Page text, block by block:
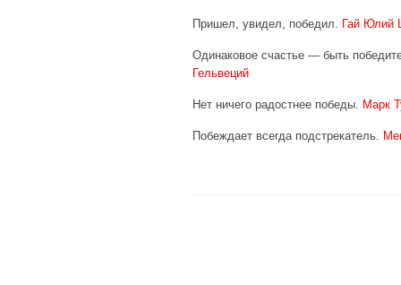
Пришел, увидел, победил. Гай Юлий
Одинаковое счастье — быть
Гельвеций
Нет ничего радостнее победы. Марк
Побеждает всегда подстрекатель.